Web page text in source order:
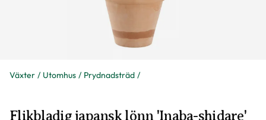
Växter Utomhus Prydnadsträd
Flikbladig japansk lönn 'Inaba-shidare'